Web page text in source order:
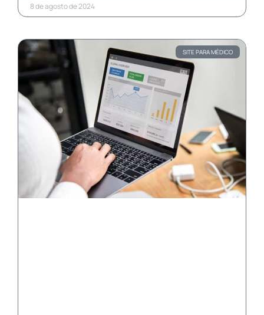
8 de agosto de 2024
SITE PARA MÉDICO